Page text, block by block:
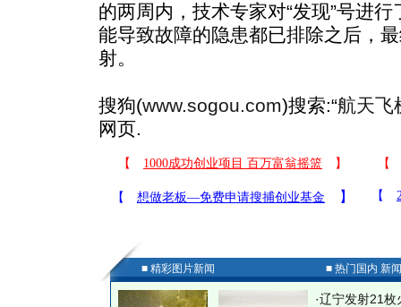
的两周内，技术专家对“发现”号进
能导致故障的隐患都已排除之后，
射。
搜狗(www.sogou.com)搜索:“航天飞
网页.
■ 精彩图片新闻 ■ 热门国内 新
·辽宁发射21枚